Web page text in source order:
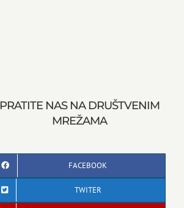
PRATITE NAS NA DRUŠTVENIM
MREŽAMA
FACEBOOK
TWITER